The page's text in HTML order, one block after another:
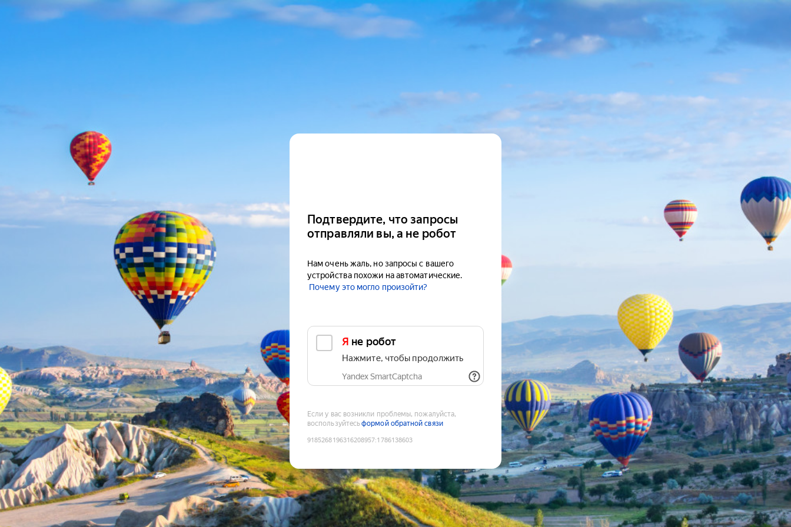
Подтвердите, что запросы
отправляли вы, а не робот
Нам очень жаль, но запросы с вашего
устройства похожи на автоматические.
Почему это могло произойти?
Я не робот
Нажмите, чтобы продолжить
Yandex SmartCaptcha
Если у вас возникли проблемы, пожалуйста,
воспользуйтесьформой обратной связи
9185268196316208957:1786138603